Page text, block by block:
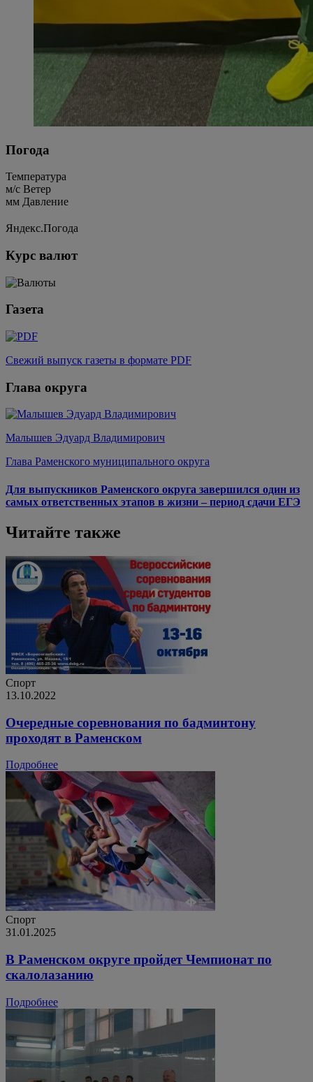
Погода
Температура
м/c Ветер
мм Давление
Яндекс.Погода
Курс валют
Газета
Свежий выпуск газеты в формате PDF
Глава округа
Малышев Эдуард Владимирович
Глава Раменского муниципального округа
Для выпускников Раменского округа завершился один из
самых ответственных этапов в жизни – период сдачи ЕГЭ
Читайте также
Спорт
13.10.2022
Очередные соревнования по бадминтону
проходят в Раменском
Подробнее
Спорт
31.01.2025
В Раменском округе пройдет Чемпионат по
скалолазанию
Подробнее